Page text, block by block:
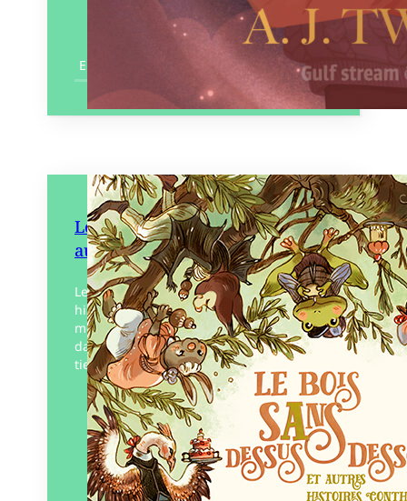
En savoir plus
Le Bois sans dessus dessous et
autres histoires conthées
Le Bois Sans Dessus Dessous, et autres
histoires conthées, ce sont dix contes
mettant en scène des animaux vivant
dans une forêt bien singulière. Qu’un Loir
tienne un…
Éditeur :Lumignon
Paru le02/09/2022